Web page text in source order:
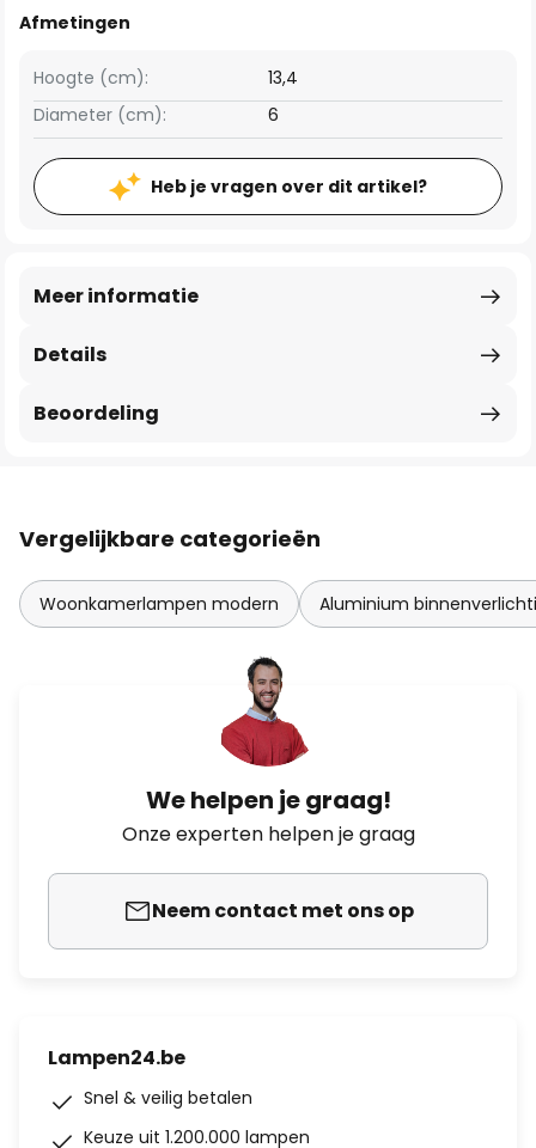
Afmetingen
Hoogte (cm):
13,4
Diameter (cm):
6
Heb je vragen over dit artikel?
Details
Meer informatie
Beoordeling
Vergelijkbare categorieën
Woonkamerlampen modern Aluminium
We helpen je graag!
Onze experten helpen je graag
Neem contact met ons op
Lampen24.be
Snel & veilig betalen
Keuze uit 1.200.000 lampen